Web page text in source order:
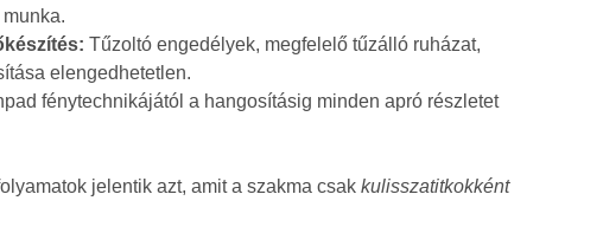
Tűzoltó engedélyek, megfelelő tűzálló ruházat,
elengedhetetlen.
fénytechnikájától a hangosításig minden apró részletet
jelentik azt, amit a szakma csakkulisszatitkokként